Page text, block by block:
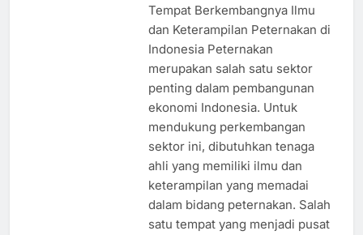
Tempat Berkembangnya Ilmu
dan Keterampilan Peternakan di
Indonesia Peternakan
merupakan salah satu sektor
penting dalam pembangunan
ekonomi Indonesia. Untuk
mendukung perkembangan
sektor ini, dibutuhkan tenaga
ahli yang memiliki ilmu dan
keterampilan yang memadai
dalam bidang peternakan. Salah
satu tempat yang menjadi pusat